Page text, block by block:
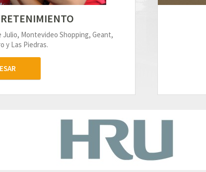
Montevideo Shopping, Geant,
y Las Piedras.